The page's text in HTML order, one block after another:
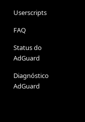
Userscripts
FAQ
Status do
AdGuard
Diagnóstico
AdGuard